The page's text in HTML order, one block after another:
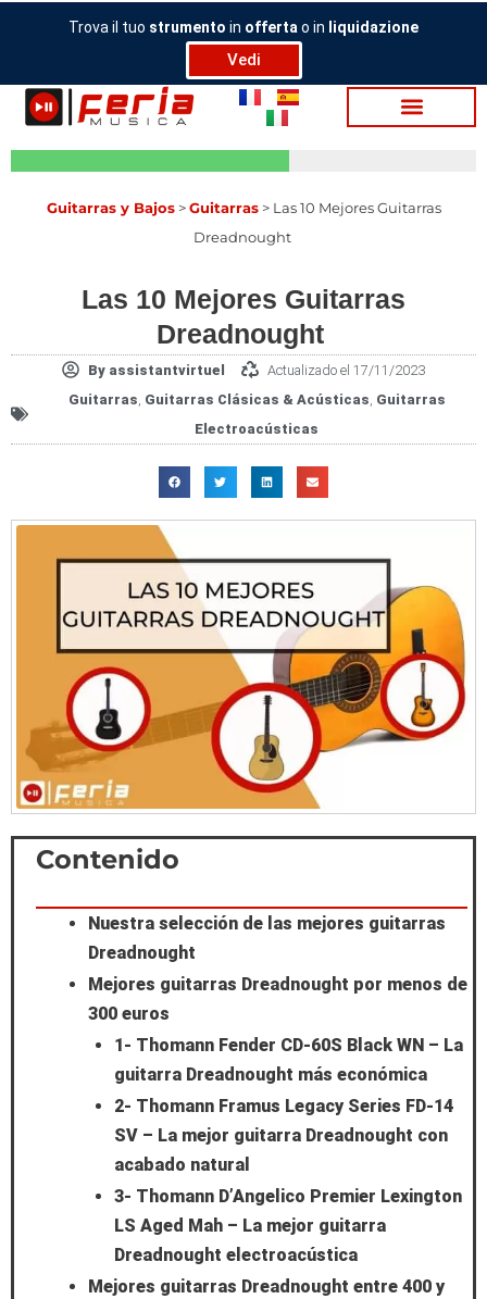
Ir
Trova il tuo strumento in offerta o in liquidazione
Vedi
Guitarras y Bajos> Guitarras> Las 10 Mejores Guitarras
Dreadnought
Las 10 Mejores Guitarras
Dreadnought
By assistantvirtuel
Actualizado el 17/11/2023
Guitarras Guitarras Clásicas & Acústicas Guitarras
Electroacústicas
Contenido
Nuestra selección de las mejores guitarras
Dreadnought
Mejores guitarras Dreadnought por menos de
300 euros
1- Thomann Fender CD-60S Black WN – La
guitarra Dreadnought más económica
2- Thomann Framus Legacy Series FD-14
SV – La mejor guitarra Dreadnought con
acabado natural
3- Thomann D’Angelico Premier Lexington
LS Aged Mah – La mejor guitarra
Dreadnought electroacústica
Mejores guitarras Dreadnought entre 400 y
Scroll
to